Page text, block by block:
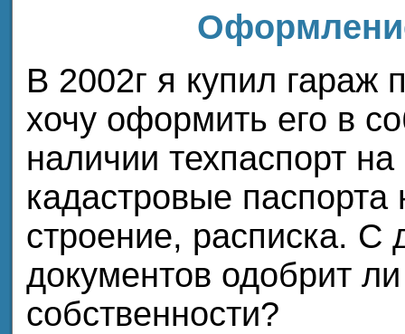
В 2002г я купил гараж
хочу оформить его в
наличии техпаспорт
кадастровые
строение, расписка. С
документов одобрит
собственности?